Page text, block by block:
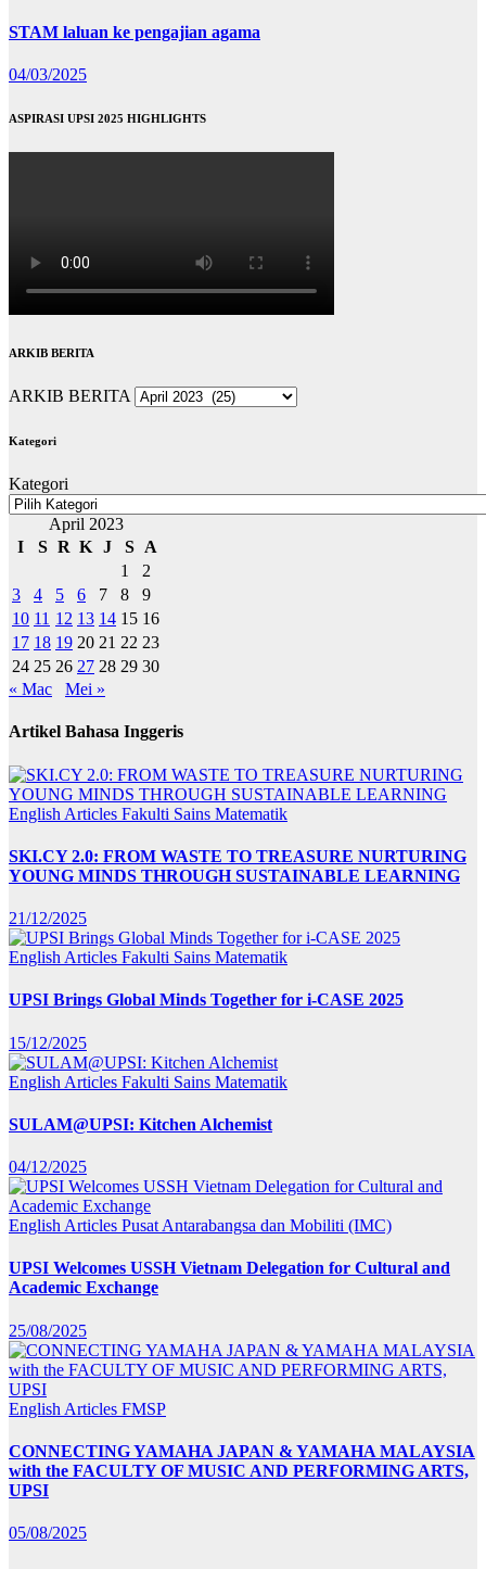
STAM laluan ke pengajian agama
04/03/2025
ASPIRASI UPSI 2025 HIGHLIGHTS
ARKIB BERITA
ARKIB BERITA
Kategori
Kategori
April 2023
I
S R K J S
A
1
2
3
4 5 6 7 8
9
10 11 12 13 14 15 16
17 18 19 20 21 22 23
24 25 26 27 28 29 30
« Mac
Mei »
Artikel Bahasa Inggeris
English Articles Fakulti Sains Matematik
SKI.CY 2.0: FROM WASTE TO TREASURE NURTURING
YOUNG MINDS THROUGH SUSTAINABLE LEARNING
21/12/2025
English Articles Fakulti Sains Matematik
UPSI Brings Global Minds Together for i-CASE 2025
15/12/2025
English Articles Fakulti Sains Matematik
SULAM@UPSI: Kitchen Alchemist
04/12/2025
English Articles Pusat Antarabangsa dan Mobiliti (IMC)
UPSI Welcomes USSH Vietnam Delegation for Cultural and
Academic Exchange
25/08/2025
English Articles FMSP
CONNECTING YAMAHA JAPAN & YAMAHA MALAYSIA
with the FACULTY OF MUSIC AND PERFORMING ARTS,
UPSI
05/08/2025